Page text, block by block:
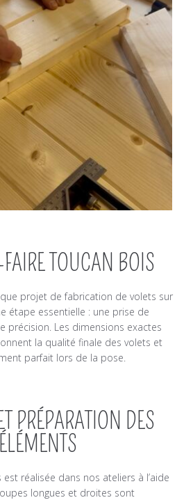
TOUCAN BOIS
projet de fabrication de volets sur
étape essentielle : une prise de
précision. Les dimensions exactes
la qualité finale des volets et
parfait lors de la pose.
PRÉPARATION DES
ÉLÉMENTS
réalisée dans nos ateliers à l’aide
longues et droites sont